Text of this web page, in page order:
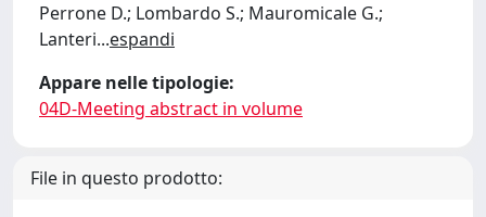
Perrone D.; Lombardo S.; Mauromicale G.;
Lanteri...espandi
Appare nelle tipologie:
04D-Meeting abstract in volume
File in questo prodotto: